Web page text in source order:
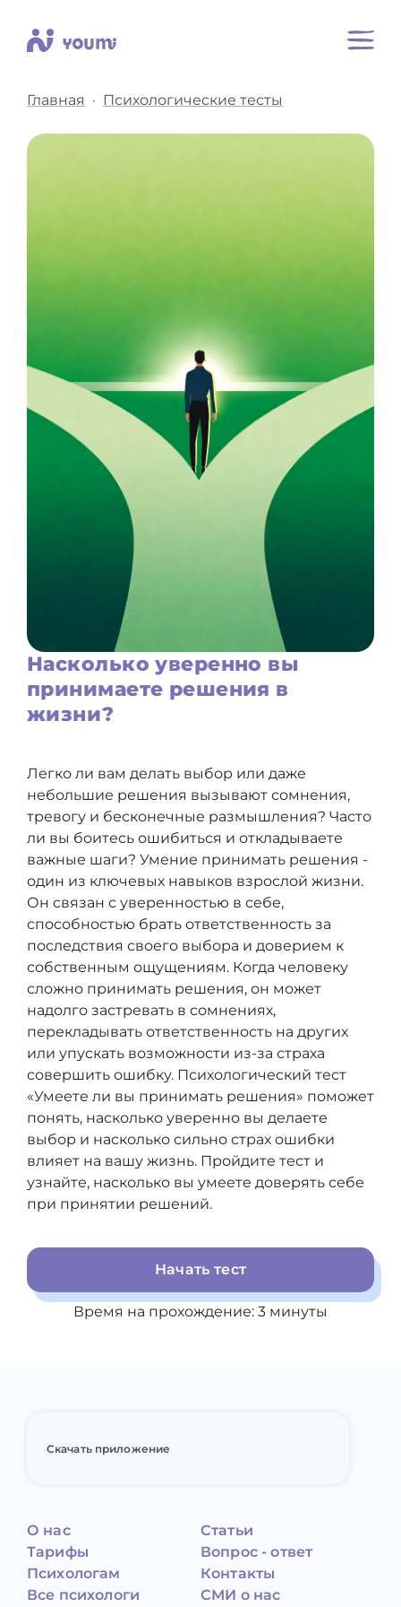
Главная Психологические тесты
Насколько уверенно вы
принимаете решения в
жизни?
Легко ли вам делать выбор или даже
небольшие решения вызывают сомнения,
тревогу и бесконечные размышления? Часто
ли вы боитесь ошибиться и откладываете
важные шаги? Умение принимать решения -
один из ключевых навыков взрослой жизни.
Он связан с уверенностью в себе,
способностью брать ответственность за
последствия своего выбора и доверием к
собственным ощущениям. Когда человеку
сложно принимать решения, он может
надолго застревать в сомнениях,
перекладывать ответственность на других
или упускать возможности из-за страха
совершить ошибку. Психологический тест
«Умеете ли вы принимать решения» поможет
понять, насколько уверенно вы делаете
выбор и насколько сильно страх ошибки
влияет на вашу жизнь. Пройдите тест и
узнайте, насколько вы умеете доверять себе
при принятии решений.
Начать тест
Время на прохождение: 3 минуты
Скачать приложение
О нас
Тарифы
Психологам
Все психологи
Статьи
Вопрос - ответ
Контакты
СМИ о нас